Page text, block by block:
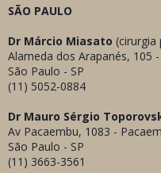
SÃO PAULO
Dr Márcio Miasato (cirurgia
Alameda dos Arapanés, 105
São Paulo - SP
(11) 5052-0884
Dr Mauro Sérgio
Av Pacaembu, 1083 -
São Paulo - SP
(11) 3663-3561